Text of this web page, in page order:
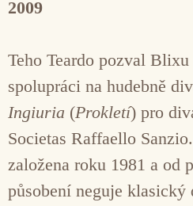
2009
Teho Teardo pozval
spolupráci na hudebně
Ingiuria (Prokletí) pro
Societas Raffaello
založena roku 1981 a od
působení neguje